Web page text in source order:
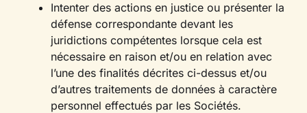
Intenter des actions en justice ou présenter la
défense correspondante devant les
juridictions compétentes lorsque cela est
nécessaire en raison et/ou en relation avec
l’une des finalités décrites ci-dessus et/ou
d’autres traitements de données à caractère
personnel effectués par les Sociétés.